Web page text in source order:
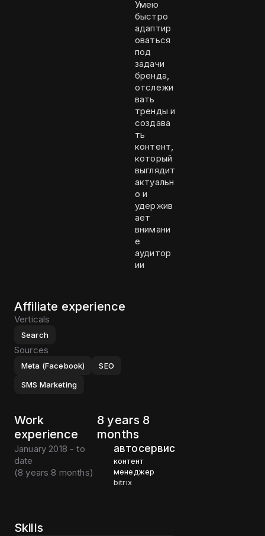
Умею
быстро
адаптир
оваться
под
задачи
бренда,
отслежи
вать
тренды и
создава
ть
контент,
который
выглядит
актуальн
о и
удержив
ает
внимани
е
аудитор
ии
Affiliate experience
Verticals
Search
Sources
Meta (Facebook)
SEO
SMS Marketing
Work
experience
8 years 8
months
January 2018 - to
date
(8 years 8 months)
автосервис
контент
менеджер
bitrix
Skills